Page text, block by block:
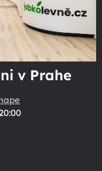
v Prahe